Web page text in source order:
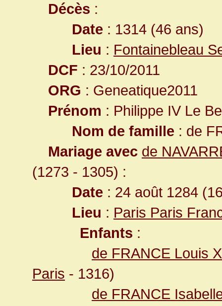
Décès :
Date : 1314 (46 ans)
Lieu : Fontainebleau
DCF : 23/10/2011
ORG : Geneatique2011
Prénom : Philippe IV Le
Nom de famille : de
Mariage avec de
(1273 - 1305) :
Date : 24 août 1284
Lieu : Paris Paris
Enfants :
de FRANCE Louis
Paris - 1316)
de FRANCE